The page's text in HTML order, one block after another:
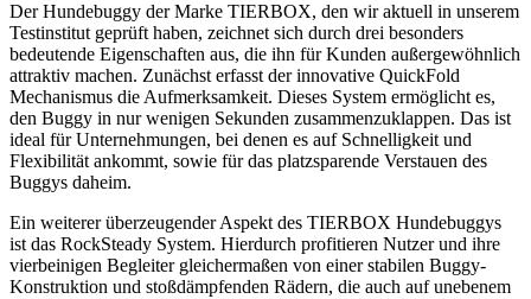
Der Hundebuggy der Marke TIERBOX, den wir aktuell in unserem
Testinstitut geprüft haben, zeichnet sich durch drei besonders
bedeutende Eigenschaften aus, die ihn für Kunden außergewöhnlich
attraktiv machen. Zunächst erfasst der innovative QuickFold
Mechanismus die Aufmerksamkeit. Dieses System ermöglicht es,
den Buggy in nur wenigen Sekunden zusammenzuklappen. Das ist
ideal für Unternehmungen, bei denen es auf Schnelligkeit und
Flexibilität ankommt, sowie für das platzsparende Verstauen des
Buggys daheim.
Ein weiterer überzeugender Aspekt des TIERBOX Hundebuggys
ist das RockSteady System. Hierdurch profitieren Nutzer und ihre
vierbeinigen Begleiter gleichermaßen von einer stabilen Buggy-
Konstruktion und stoßdämpfenden Rädern, die auch auf unebenem